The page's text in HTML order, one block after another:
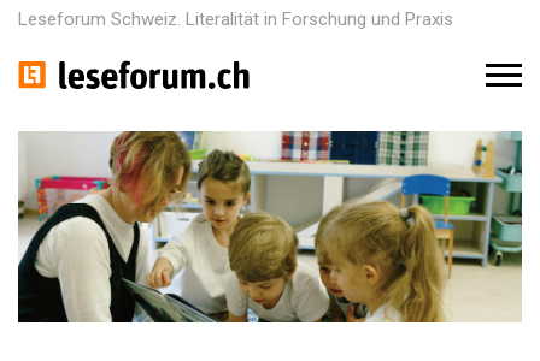
Leseforum Schweiz. Literalität in Forschung und Praxis
M
u